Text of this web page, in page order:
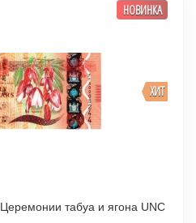
ХИТ
НОВИНКА
табуа и ягона UNC